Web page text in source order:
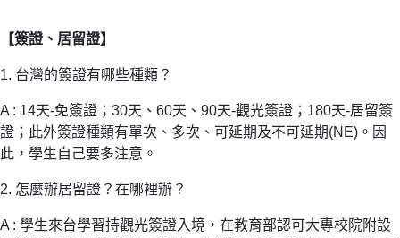
【簽證、居留證】
1. 台灣的簽證有哪些種類？
A : 14天-免簽證；30天、60天、90天-觀光簽證；180天-居留簽
證；此外簽證種類有單次、多次、可延期及不可延期(NE)。因
此，學生自己要多注意。
2. 怎麼辦居留證？在哪裡辦？
A : 學生來台學習持觀光簽證入境， 在教育部認可大專校院附設